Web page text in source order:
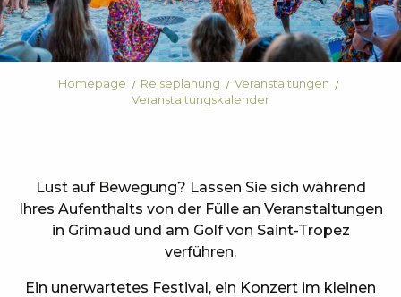
Homepage Reiseplanung
Veranstaltungen
Veranstaltungskalender
Lust auf Bewegung? Lassen Sie sich während
Ihres Aufenthalts von der Fülle an Veranstaltungen
in Grimaud und am Golf von Saint-Tropez
verführen.
Ein unerwartetes Festival, ein Konzert im kleinen